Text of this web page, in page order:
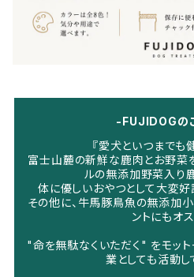
-FUJIDOGの
『愛犬といつまでも
富士山麓の新鮮な鹿肉とお野菜
ルの無添加野菜入り
体に優しいおやつとして大変好
その他に、牛馬豚鳥魚の無添加
ントにもオス
"命を無駄なくいただく" をモッ
業としても活動し